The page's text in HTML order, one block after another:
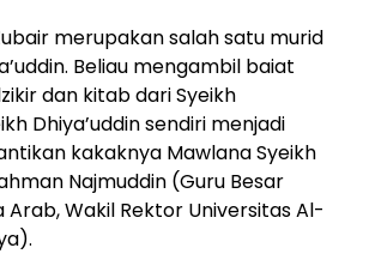
merupakan salah satu murid
Beliau mengambil baiat
dan kitab dari Syeikh
Dhiya’uddin sendiri menjadi
kakaknya Mawlana Syeikh
Najmuddin (Guru Besar
Arab, Wakil Rektor Universitas Al-